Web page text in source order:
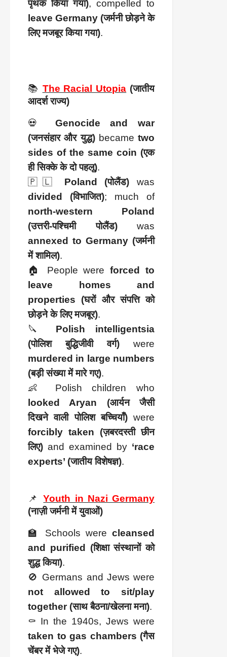
पृथक किया गया), compelled to
leave Germany (जर्मनी छोड़ने के
लिए मजबूर किया गया).
📚 The Racial Utopia (जातीय
आदर्श राज्य)
💀 Genocide and war
(जनसंहार और युद्ध)became two
sides of the same coin (एक
ही सिक्के के दो पहलू).
🇵🇱 Poland (पोलैंड) was
divided (विभाजित); much of
north-western Poland
(उत्तरी-पश्चिमी पोलैंड)was
annexed to Germany (जर्मनी
में शामिल).
🏠 People wereforced to
leave homes and
properties (घरों और संपत्ति को
छोड़ने के लिए मजबूर).
🔪 Polish intelligentsia
(पोलिश बुद्धिजीवी वर्ग) were
murdered in large numbers
(बड़ी संख्या में मारे गए).
👶 Polish children who
looked Aryan (आर्यन जैसी
दिखने वाली पोलिश बच्चियाँ)were
forcibly taken (ज़बरदस्ती छीन
लिए) and examined by ‘race
experts’ (जातीय विशेषज्ञ).
📌Youth in Nazi Germany
(नाज़ी जर्मनी में युवाओं)
🏫 Schools were cleansed
and purified (शिक्षा संस्थानों को
शुद्ध किया).
🚫 Germans and Jews were
not allowed to sit/play
together (साथ बैठना/खेलना मना).
⚰️ In the 1940s, Jews were
taken to gas chambers (गैस
चेंबर में भेजे गए).